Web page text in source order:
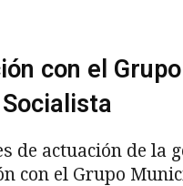
con el Grupo
de actuación de la
con el Grupo